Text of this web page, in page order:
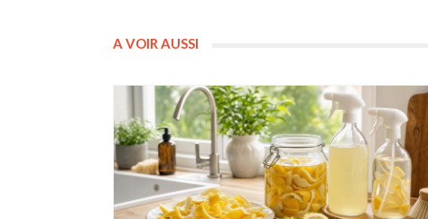
A VOIR AUSSI